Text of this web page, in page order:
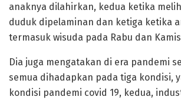
anaknya dilahirkan, kedua ketika
duduk dipelaminan dan ketiga ketika
termasuk wisuda pada Rabu dan
Dia juga mengatakan di era pandemi
semua dihadapkan pada tiga kondisi,
kondisi pandemi covid 19, kedua,